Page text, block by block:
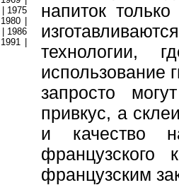
1975
1980|
1986
1991|
напиток
технологии,
использование
запросто
привкус, а
и качество
французского
французским